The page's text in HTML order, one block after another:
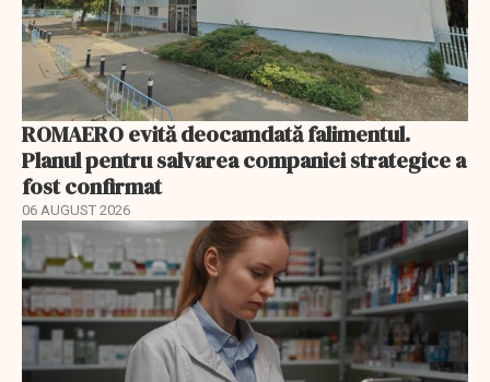
ROMAERO evită deocamdată falimentul.
Planul pentru salvarea companiei strategice a
fost confirmat
06 AUGUST 2026